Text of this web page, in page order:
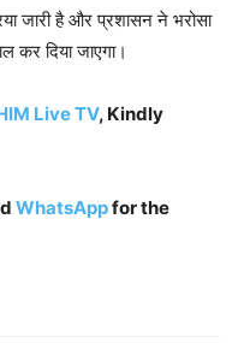
जारी है और प्रशासन ने भरोसा
कर दिया जाएगा।
Live TV, Kindly
WhatsAppfor the